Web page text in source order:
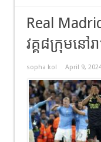
Real
វគ្គ៨ក្រុមនៅរ
sopha kol April 9,